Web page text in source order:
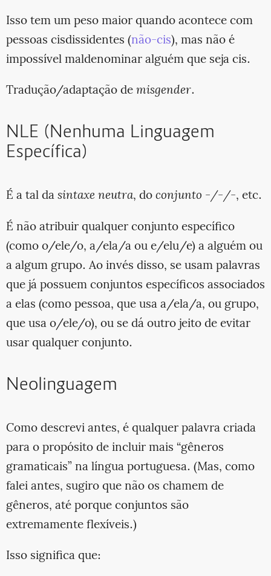
Isso tem um peso maior quando acontece com
pessoas cisdissidentes (não-cis), mas não é
impossível maldenominar alguém que seja cis.
Tradução/adaptação demisgender.
NLE (Nenhuma Linguagem
Específica)
É a tal dasintaxe neutra, doconjunto -/-/-, etc.
É não atribuir qualquer conjunto específico
(como o/ele/o, a/ela/a ou e/elu/e) a alguém ou
a algum grupo. Ao invés disso, se usam palavras
que já possuem conjuntos específicos associados
a elas (como pessoa, que usa a/ela/a, ou grupo,
que usa o/ele/o), ou se dá outro jeito de evitar
usar qualquer conjunto.
Neolinguagem
Como descrevi antes, é qualquer palavra criada
para o propósito de incluir mais “gêneros
gramaticais” na língua portuguesa. (Mas, como
falei antes, sugiro que não os chamem de
gêneros, até porque conjuntos são
extremamente flexíveis.)
Isso significa que: